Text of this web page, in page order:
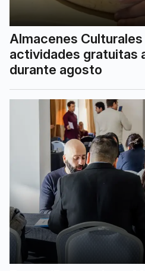
Almacenes Culturales
actividades gratuitas
durante agosto